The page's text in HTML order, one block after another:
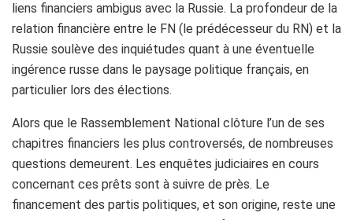
liens financiers ambigus avec la Russie. La profondeur de la
relation financière entre le FN (le prédécesseur du RN) et la
Russie soulève des inquiétudes quant à une éventuelle
ingérence russe dans le paysage politique français, en
particulier lors des élections.
Alors que le Rassemblement National clôture l’un de ses
chapitres financiers les plus controversés, de nombreuses
questions demeurent. Les enquêtes judiciaires en cours
concernant ces prêts sont à suivre de près. Le
financement des partis politiques, et son origine, reste une